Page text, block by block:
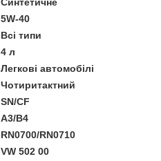
5W-40
Всі типи
4 л
Легкові автомобілі
Чотиритактний
SN/CF
A3/B4
RN0700/RN0710
VW 502 00